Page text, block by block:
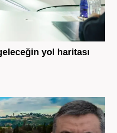
yol haritası